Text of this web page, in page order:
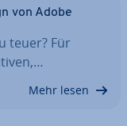
von Adobe
teuer? Für
Mehr lesen